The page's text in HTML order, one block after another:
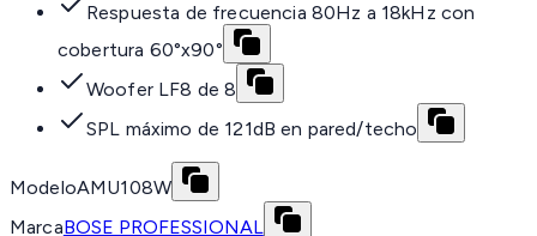
Respuesta de frecuencia 80Hz a 18kHz con
cobertura 60°x90°
Woofer LF8 de 8
SPL máximo de 121dB en pared/techo
ModeloAMU108W
MarcaBOSE PROFESSIONAL